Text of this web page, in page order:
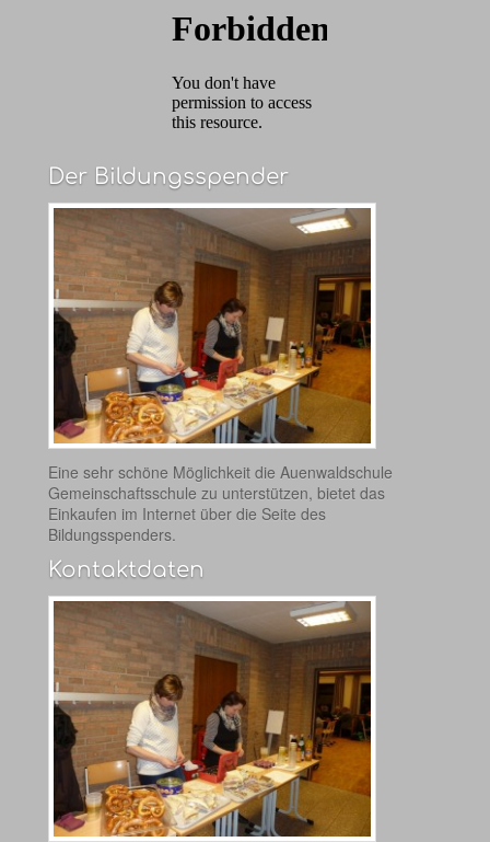
Der Bildungsspender
Eine sehr schöne Möglichkeit die Auenwaldschule
Gemeinschaftsschule zu unterstützen, bietet das
Einkaufen im Internet über die Seite des
Bildungsspenders.
Kontaktdaten